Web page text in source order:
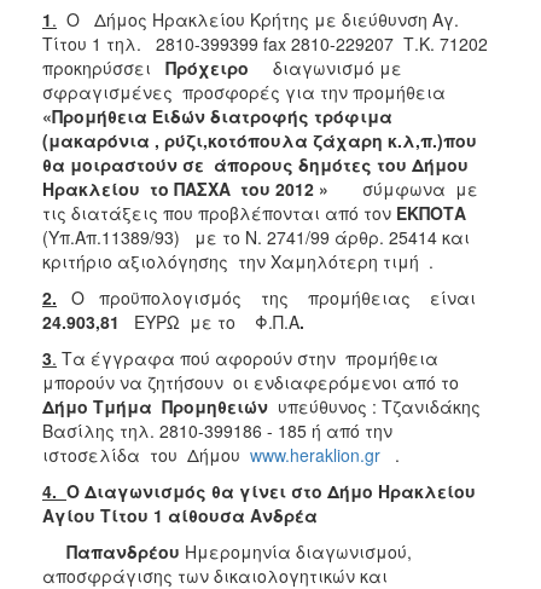
2020
2019
2018
2017
2016
2015
2013
ΤΟΠΟΣ
ΠΟΛΙΤΙΣΜΟΣ
ΑΝΘΕΚΤΙΚΗ
1. Ο Δήμος Ηρακλείου Κρήτης με διεύθυνση Αγ.
Τίτου 1 τηλ. 2810-399399 fax 2810-229207 Τ.Κ. 71202
προκηρύσσει Πρόχειρο
διαγωνισμό με
σφραγισμένες προσφορές για την προμήθεια
«Προμήθεια Ειδών διατροφής τρόφιμα
(μακαρόνια , ρύζι,κοτόπουλα ζάχαρη κ.λ,π.)που
θα μοιραστούν σε άπορους δημότες του Δήμου
Ηρακλείου το ΠΑΣΧΑ του 2012 »
σύμφωνα με
τις διατάξεις που προβλέπονται από τον ΕΚΠΟΤΑ
(Υπ.Απ.11389/93) με το Ν. 2741/99 άρθρ. 25414 και
κριτήριο αξιολόγησης την Χαμηλότερη τιμή .
2.
Ο προϋπολογισμός της προμήθειας είναι
24.903,81
ΕΥΡΩ με το Φ.Π.Α.
3. Τα έγγραφα πού αφορούν στην προμήθεια
μπορούν να ζητήσουν οι ενδιαφερόμενοι από το
Δήμο Τμήμα Προμηθειών υπεύθυνος : Τζανιδάκης
Βασίλης τηλ. 2810-399186 - 185 ή από την
ιστοσελίδα του Δήμου www.heraklion.gr .
4. Ο Διαγωνισμός θα γίνει στο Δήμο Ηρακλείου
Αγίου Τίτου 1 αίθουσα Ανδρέα
Παπανδρέου Ημερομηνία διαγωνισμού,
αποσφράγισης των δικαιολογητικών και